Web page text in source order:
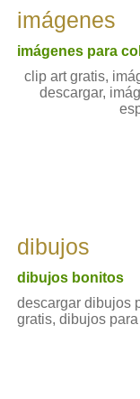
imágenes
imágenes para
clip art gratis,
descargar,
dibujos
dibujos bonitos
descargar dibujos
gratis, dibujos